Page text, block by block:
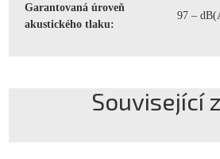
Garantovaná úroveň
akustického tlaku:
97 –
Související